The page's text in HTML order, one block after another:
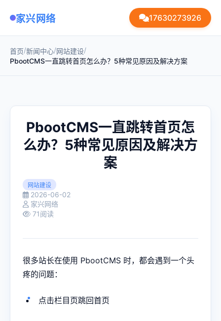
家兴网络 17630273926
首页/新闻中心/网站建设/
PbootCMS一直跳转首页怎么办？5种常见原因及解决方案
PbootCMS一直跳转首页怎
么办？5种常见原因及解决方
案
网站建设
2026-06-02
家兴网络
71阅读
很多站长在使用 PbootCMS 时，都会遇到一个头
疼的问题：
点击栏目页跳回首页